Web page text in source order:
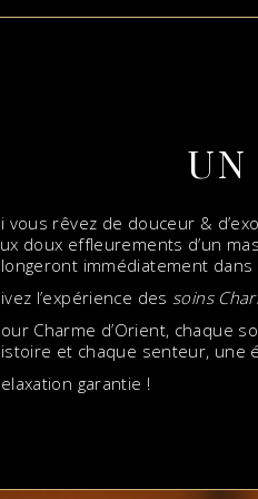
UN
vous rêvez de douceur &
doux effleurements d’un
immédiatement dans
l’expérience dessoins
Charme d’Orient, chaque
et chaque senteur, une
garantie !